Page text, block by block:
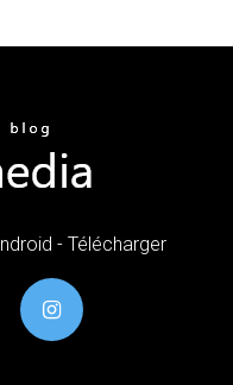
- Télécharger